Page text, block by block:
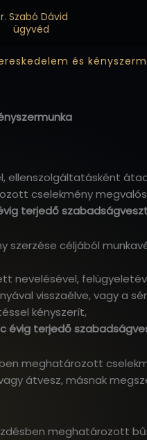
Szabó Dávid
ügyvéd
és
ellenszolgáltatásként
cselekmény
terjedő
szerzése céljából
nevelésével,
visszaélve, vagy a
kényszerít,
terjedő
meghatározott
átvesz, másnak
meghatározott